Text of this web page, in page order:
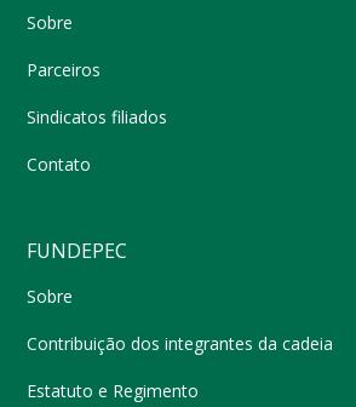
Sobre
Parceiros
Sindicatos filiados
Contato
FUNDEPEC
Sobre
Contribuição dos integrantes da cadeia
Estatuto e Regimento